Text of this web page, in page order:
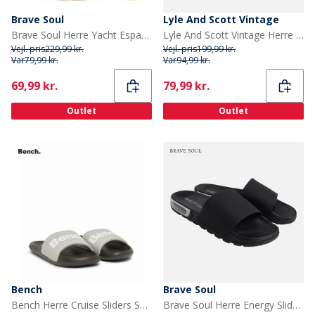
Brave Soul
Brave Soul Herre Yacht Espadriller Marineblå
Vejl. pris229,99 kr.
Var79,99 kr.
Current
69,99 kr.
Outlet
Lyle And Scott Vintage
Lyle And Scott Vintage Herre Sand flip flops Earth
Vejl. pris199,99 kr.
Var94,99 kr.
Current
79,99 kr.
Outlet
Bench
Bench Herre Cruise Sliders Sort/Grå/Hvid
Brave Soul
Brave Soul Herre Energy Slider Sort